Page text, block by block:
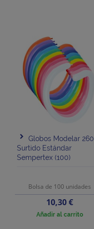
Globos Modelar 260
Surtido Estándar
Sempertex (100)
Bolsa de 100 unidades
Precio
10,30 €
Añadir al carrito